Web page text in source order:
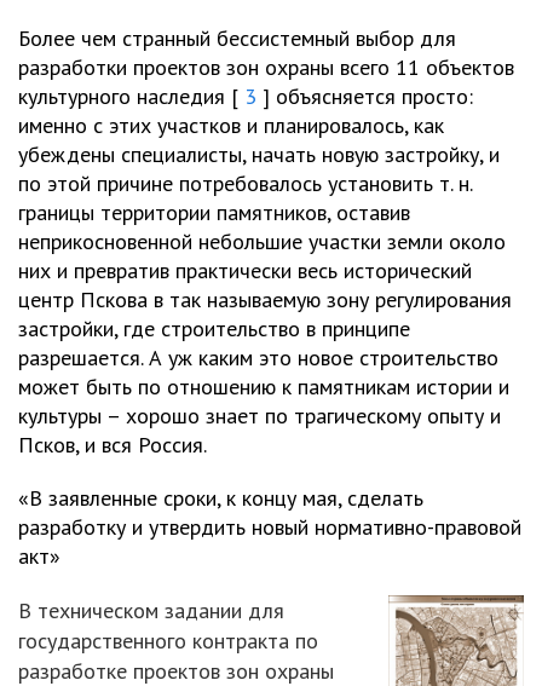
Более чем странный бессистемный выбор для
разработки проектов зон охраны всего 11 объектов
культурного наследия [ 3 ] объясняется просто:
именно с этих участков и планировалось, как
убеждены специалисты, начать новую застройку, и
по этой причине потребовалось установить т. н.
границы территории памятников, оставив
неприкосновенной небольшие участки земли около
них и превратив практически весь исторический
центр Пскова в так называемую зону регулирования
застройки, где строительство в принципе
разрешается. А уж каким это новое строительство
может быть по отношению к памятникам истории и
культуры – хорошо знает по трагическому опыту и
Псков, и вся Россия.
«В заявленные сроки, к концу мая, сделать
разработку и утвердить новый нормативно-правовой
акт»
В техническом задании для
государственного контракта по
разработке проектов зон охраны